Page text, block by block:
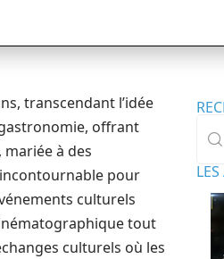
transcendant l’idée
offrant
à des
pour
culturels
tout
culturels où les